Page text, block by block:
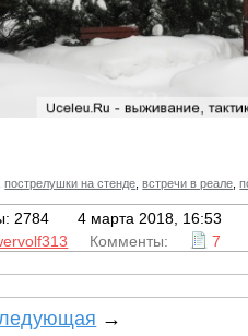
,пострелушки на стенде ,встречи в реале ,
2784
4 марта 2018, 16:53
Комменты: 7
→